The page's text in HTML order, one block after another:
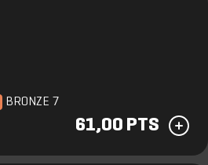
BRONZE 7
61,00 PTS